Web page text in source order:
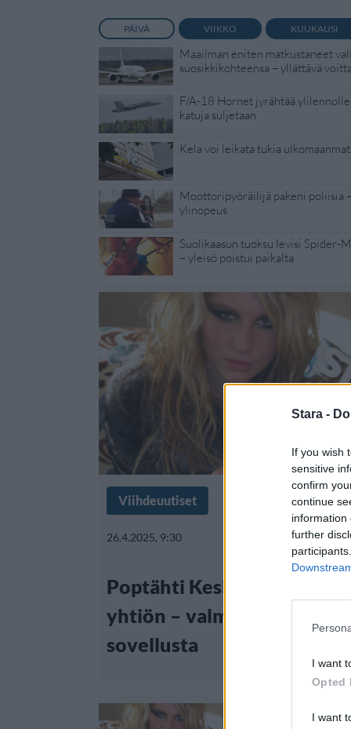
Stara -
If you wish
sensitive
confirm
continue
information
further
I want
Opted
I want
PÄIVÄ VIIKKO KUUKAUSI
Maailman eniten matkustaneet
suosikkikohteensa – yllättävä
F/A-18 Hornet jyrähtää ylilennolle
katuja suljetaan
Kela voi leikata tukia
Moottoripyöräilijä pakeni poliisia
ylinopeus
Suolikaasun tuoksu levisi Spider-
– yleisö poistui paikalta
Viihdeuutiset
26.4.2025, 9:30
Poptähti Kesha perusti
yhtiön – valmistelee myös
sovellusta